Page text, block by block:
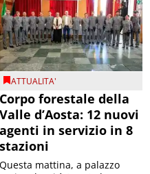
ATTUALITA'
Corpo forestale della
Valle d’Aosta: 12 nuovi
agenti in servizio in 8
stazioni
Questa mattina, a palazzo